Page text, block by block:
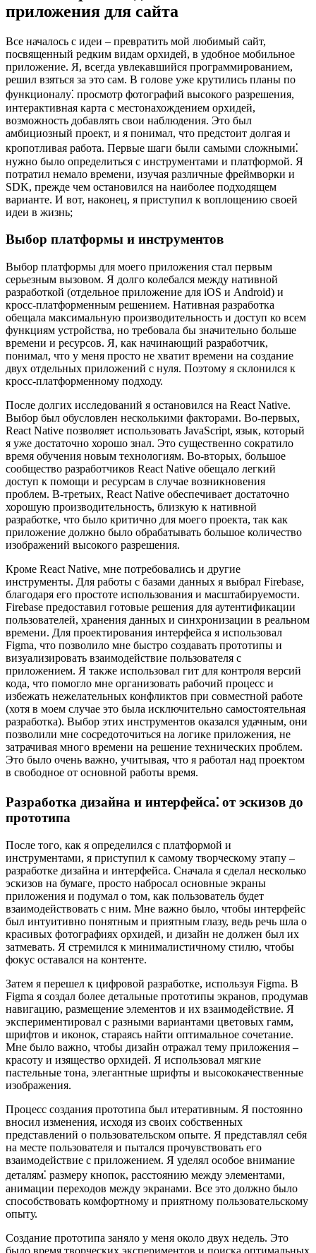
приложения для сайта
Все началось с идеи – превратить мой любимый сайт,
посвященный редким видам орхидей, в удобное мобильное
приложение. Я, всегда увлекавшийся программированием,
решил взяться за это сам. В голове уже крутились планы по
функционалу⁚ просмотр фотографий высокого разрешения,
интерактивная карта с местонахождением орхидей,
возможность добавлять свои наблюдения. Это был
амбициозный проект, и я понимал, что предстоит долгая и
кропотливая работа. Первые шаги были самыми сложными⁚
нужно было определиться с инструментами и платформой. Я
потратил немало времени, изучая различные фреймворки и
SDK, прежде чем остановился на наиболее подходящем
варианте. И вот, наконец, я приступил к воплощению своей
идеи в жизнь;
Выбор платформы и инструментов
Выбор платформы для моего приложения стал первым
серьезным вызовом. Я долго колебался между нативной
разработкой (отдельное приложение для iOS и Android) и
кросс-платформенным решением. Нативная разработка
обещала максимальную производительность и доступ ко всем
функциям устройства, но требовала бы значительно больше
времени и ресурсов. Я, как начинающий разработчик,
понимал, что у меня просто не хватит времени на создание
двух отдельных приложений с нуля. Поэтому я склонился к
кросс-платформенному подходу.
После долгих исследований я остановился на React Native.
Выбор был обусловлен несколькими факторами. Во-первых,
React Native позволяет использовать JavaScript, язык, который
я уже достаточно хорошо знал. Это существенно сократило
время обучения новым технологиям. Во-вторых, большое
сообщество разработчиков React Native обещало легкий
доступ к помощи и ресурсам в случае возникновения
проблем. В-третьих, React Native обеспечивает достаточно
хорошую производительность, близкую к нативной
разработке, что было критично для моего проекта, так как
приложение должно было обрабатывать большое количество
изображений высокого разрешения.
Кроме React Native, мне потребовались и другие
инструменты. Для работы с базами данных я выбрал Firebase,
благодаря его простоте использования и масштабируемости.
Firebase предоставил готовые решения для аутентификации
пользователей, хранения данных и синхронизации в реальном
времени. Для проектирования интерфейса я использовал
Figma, что позволило мне быстро создавать прототипы и
визуализировать взаимодействие пользователя с
приложением. Я также использовал гит для контроля версий
кода, что помогло мне организовать рабочий процесс и
избежать нежелательных конфликтов при совместной работе
(хотя в моем случае это была исключительно самостоятельная
разработка). Выбор этих инструментов оказался удачным, они
позволили мне сосредоточиться на логике приложения, не
затрачивая много времени на решение технических проблем.
Это было очень важно, учитывая, что я работал над проектом
в свободное от основной работы время.
Разработка дизайна и интерфейса⁚ от эскизов до
прототипа
После того, как я определился с платформой и
инструментами, я приступил к самому творческому этапу –
разработке дизайна и интерфейса. Сначала я сделал несколько
эскизов на бумаге, просто набросал основные экраны
приложения и подумал о том, как пользователь будет
взаимодействовать с ним. Мне важно было, чтобы интерфейс
был интуитивно понятным и приятным глазу, ведь речь шла о
красивых фотографиях орхидей, и дизайн не должен был их
затмевать. Я стремился к минималистичному стилю, чтобы
фокус оставался на контенте.
Затем я перешел к цифровой разработке, используя Figma. В
Figma я создал более детальные прототипы экранов, продумав
навигацию, размещение элементов и их взаимодействие. Я
экспериментировал с разными вариантами цветовых гамм,
шрифтов и иконок, стараясь найти оптимальное сочетание.
Мне было важно, чтобы дизайн отражал тему приложения –
красоту и изящество орхидей. Я использовал мягкие
пастельные тона, элегантные шрифты и высококачественные
изображения.
Процесс создания прототипа был итеративным. Я постоянно
вносил изменения, исходя из своих собственных
представлений о пользовательском опыте. Я представлял себя
на месте пользователя и пытался прочувствовать его
взаимодействие с приложением. Я уделял особое внимание
деталям⁚ размеру кнопок, расстоянию между элементами,
анимации переходов между экранами. Все это должно было
способствовать комфортному и приятному пользовательскому
опыту.
Создание прототипа заняло у меня около двух недель. Это
было время творческих экспериментов и поиска оптимальных